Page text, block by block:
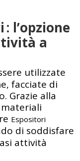
: l’opzione
a
utilizzate
facciate di
Grazie alla
Espositori
di soddisfare
attività